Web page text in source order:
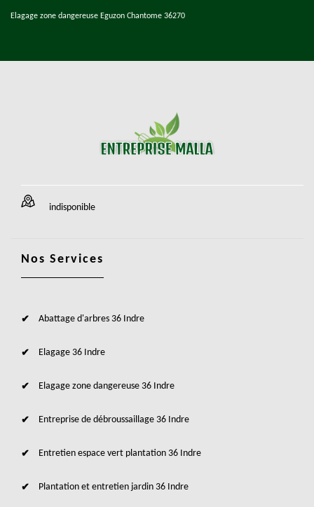
Elagage zone dangereuse Eguzon Chantome 36270
indisponible
Nos Services
Abattage d'arbres 36 Indre
Elagage 36 Indre
Elagage zone dangereuse 36 Indre
Entreprise de débroussaillage 36 Indre
Entretien espace vert plantation 36 Indre
Plantation et entretien jardin 36 Indre